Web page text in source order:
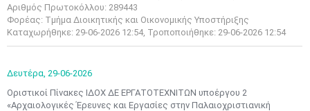
Αριθμός Πρωτοκόλλου: 289443
Φορέας: Τμήμα Διοικητικής και Οικονομικής Υποστήριξης
Καταχωρήθηκε: 29-06-2026 12:54, Τροποποιήθηκε: 29-06-2026 12:54
Δευτέρα, 29-06-2026
Οριστικοί Πίνακες ΙΔΟΧ ΔΕ ΕΡΓΑΤΟΤΕΧΝΙΤΩΝ υποέργου 2
«Αρχαιολογικές Έρευνες και Εργασίες στην Παλαιοχριστιανική